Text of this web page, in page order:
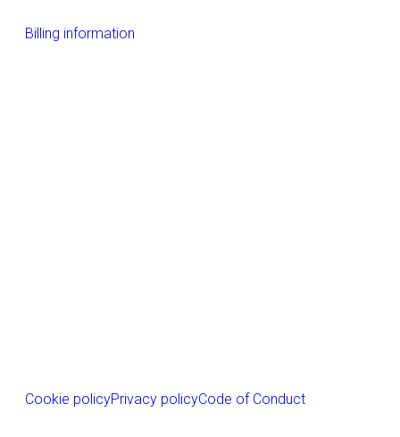
Billing information
Cookie policyPrivacy policyCode of Conduct